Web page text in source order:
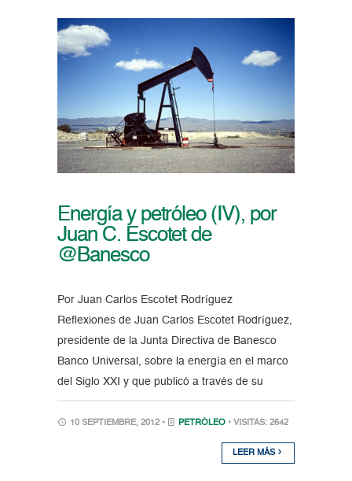
Energía y petróleo (IV), por
Juan C. Escotet de
@Banesco
Por Juan Carlos Escotet Rodríguez
Reflexiones de Juan Carlos Escotet Rodríguez,
presidente de la Junta Directiva de Banesco
Banco Universal, sobre la energía en el marco
del Siglo XXI y que publicó a través de su
10 SEPTIEMBRE, 2012 • PETRÓLEO • VISITAS: 2642
LEER MÁS